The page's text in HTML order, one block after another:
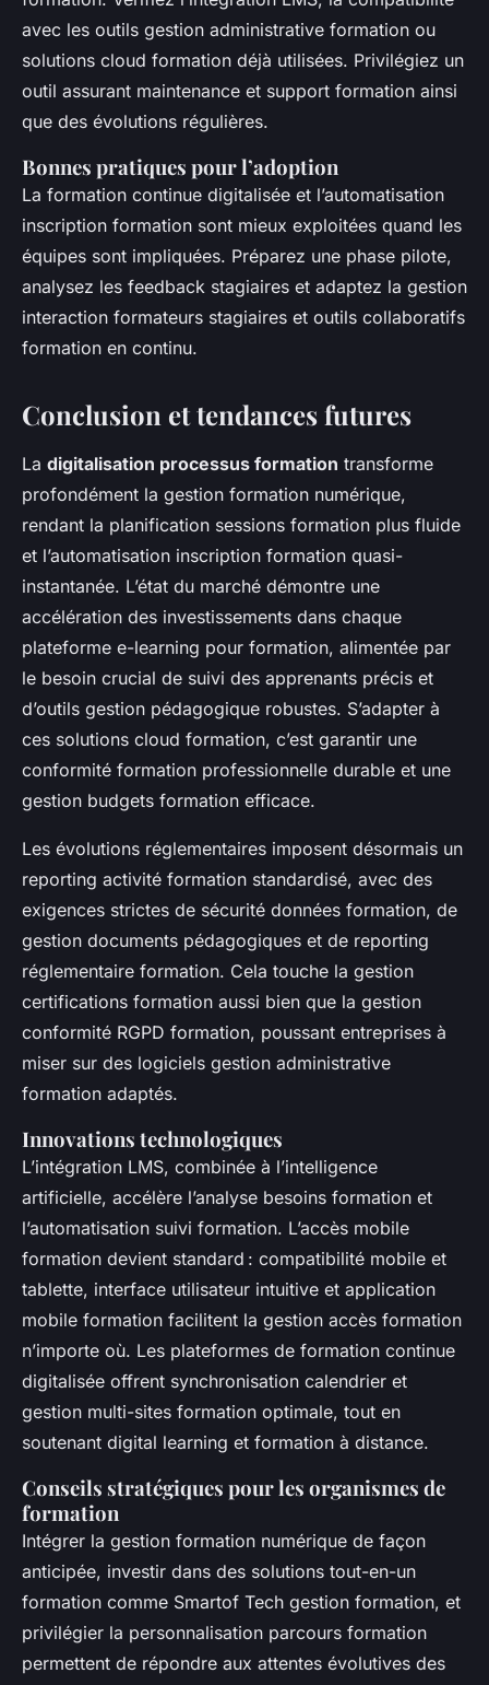
avec les outils gestion administrative formation ou
solutions cloud formation déjà utilisées. Privilégiez un
outil assurant maintenance et support formation ainsi
que des évolutions régulières.
Bonnes pratiques pour l’adoption
La formation continue digitalisée et l’automatisation
inscription formation sont mieux exploitées quand les
équipes sont impliquées. Préparez une phase pilote,
analysez les feedback stagiaires et adaptez la gestion
interaction formateurs stagiaires et outils collaboratifs
formation en continu.
Conclusion et tendances futures
La digitalisation processus formation transforme
profondément la gestion formation numérique,
rendant la planification sessions formation plus fluide
et l’automatisation inscription formation quasi-
instantanée. L’état du marché démontre une
accélération des investissements dans chaque
plateforme e-learning pour formation, alimentée par
le besoin crucial de suivi des apprenants précis et
d’outils gestion pédagogique robustes. S’adapter à
ces solutions cloud formation, c’est garantir une
conformité formation professionnelle durable et une
gestion budgets formation efficace.
Les évolutions réglementaires imposent désormais un
reporting activité formation standardisé, avec des
exigences strictes de sécurité données formation, de
gestion documents pédagogiques et de reporting
réglementaire formation. Cela touche la gestion
certifications formation aussi bien que la gestion
conformité RGPD formation, poussant entreprises à
miser sur des logiciels gestion administrative
formation adaptés.
Innovations technologiques
L’intégration LMS, combinée à l’intelligence
artificielle, accélère l’analyse besoins formation et
l’automatisation suivi formation. L’accès mobile
formation devient standard : compatibilité mobile et
tablette, interface utilisateur intuitive et application
mobile formation facilitent la gestion accès formation
n’importe où. Les plateformes de formation continue
digitalisée offrent synchronisation calendrier et
gestion multi-sites formation optimale, tout en
soutenant digital learning et formation à distance.
Conseils stratégiques pour les organismes de
formation
Intégrer la gestion formation numérique de façon
anticipée, investir dans des solutions tout-en-un
formation comme Smartof Tech gestion formation, et
privilégier la personnalisation parcours formation
permettent de répondre aux attentes évolutives des